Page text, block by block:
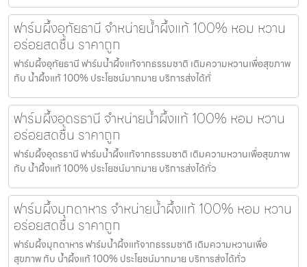
ฟาร์มผึ้งอุทัยธานี จำหน่ายน้ำผึ้งแท้ 100% หอม หวาน
อร่อยสดชื่น ราคาถูก
ฟาร์มผึ้งอุทัยธานี ฟาร์มน้ำผึ้งแท้จากธรรมชาติ เติมความหวานเพื่อสุขภาพ
กับ น้ำผึ้งแท้ 100% ประโยชน์มากมาย บริการส่งได้ทั่
ฟาร์มผึ้งอุดรธานี จำหน่ายน้ำผึ้งแท้ 100% หอม หวาน
อร่อยสดชื่น ราคาถูก
ฟาร์มผึ้งอุดรธานี ฟาร์มน้ำผึ้งแท้จากธรรมชาติ เติมความหวานเพื่อสุขภาพ
กับ น้ำผึ้งแท้ 100% ประโยชน์มากมาย บริการส่งได้ทั่ว
ฟาร์มผึ้งมุกดาหาร จำหน่ายน้ำผึ้งแท้ 100% หอม หวาน
อร่อยสดชื่น ราคาถูก
ฟาร์มผึ้งมุกดาหาร ฟาร์มน้ำผึ้งแท้จากธรรมชาติ เติมความหวานเพื่อ
สุขภาพ กับ น้ำผึ้งแท้ 100% ประโยชน์มากมาย บริการส่งได้ทั่ว